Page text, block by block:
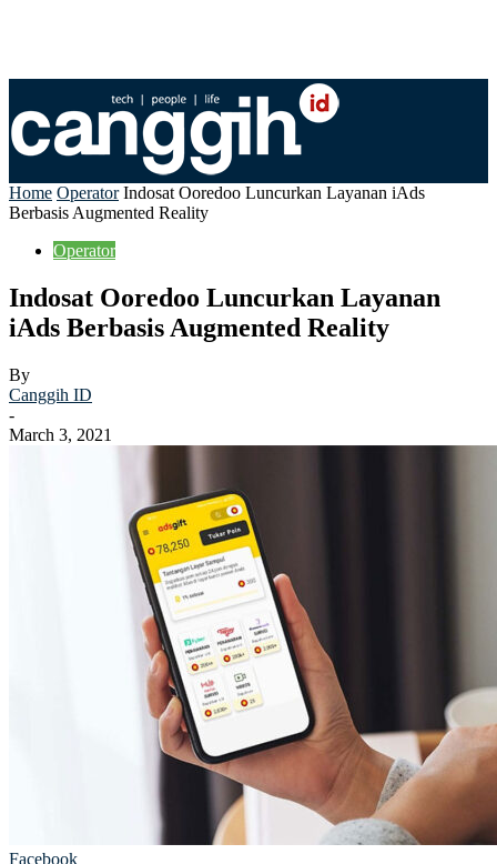
Home Operator Indosat Ooredoo Luncurkan Layanan iAds
Berbasis Augmented Reality
Operator
Indosat Ooredoo Luncurkan Layanan
iAds Berbasis Augmented Reality
By
Canggih ID
-
March 3, 2021
Facebook